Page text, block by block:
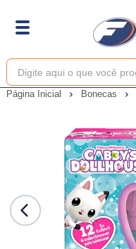
Página Inicial Bonecas